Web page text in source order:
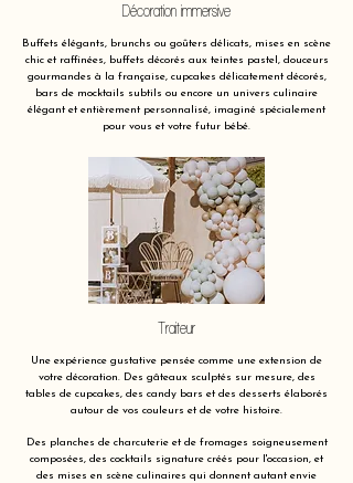
Décoration immersive
Buffets élégants, brunchs ou goûters délicats, mises en scène
chic et raffinées, buffets décorés aux teintes pastel, douceurs
gourmandes à la française, cupcakes délicatement décorés,
bars de mocktails subtils ou encore un univers culinaire
élégant et entièrement personnalisé, imaginé spécialement
pour vous et votre futur bébé.
Traiteur
Une expérience gustative pensée comme une extension de
votre décoration. Des gâteaux sculptés sur mesure, des
tables de cupcakes, des candy bars et des desserts élaborés
autour de vos couleurs et de votre histoire.
Des planches de charcuterie et de fromages soigneusement
composées, des cocktails signature créés pour l'occasion, et
des mises en scène culinaires qui donnent autant envie